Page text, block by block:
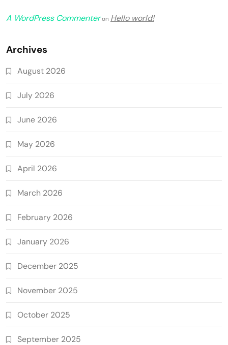
A WordPress Commenteron Hello world!
Archives
August 2026
July 2026
June 2026
May 2026
April 2026
March 2026
February 2026
January 2026
December 2025
November 2025
October 2025
September 2025